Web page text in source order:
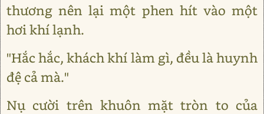
thương nên lại một phen hít vào một
hơi khí lạnh.
"Hắc hắc, khách khí làm gì, đều là huynh
đệ cả mà."
Nụ cười trên khuôn mặt tròn to của